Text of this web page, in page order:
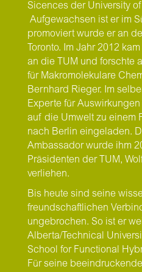
Sicences der University
Aufgewachsen ist er im
promoviert wurde er an
Toronto. Im Jahr 2012
an die TUM und forschte
für Makromolekulare
Bernhard Rieger. Im
Experte für
auf die Umwelt zu einem
nach Berlin eingeladen.
Ambassador wurde ihm
Präsidenten der TUM,
verliehen.
Bis heute sind seine
freundschaftlichen
ungebrochen. So ist er
Alberta/Technical
School for Functional
Für seine